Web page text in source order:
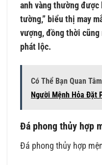
anh vàng thường
tường,” biểu thị may
vượng, đồng thời
phát lộc.
Có Thể Bạn Quan Tâm
Người Mệnh Hỏa Đặt
Đá phong thủy hợp
Đá phong thủy hợp